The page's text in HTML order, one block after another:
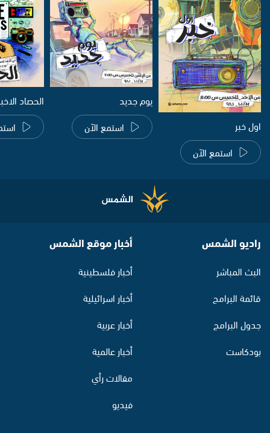
اول خبر
استمع الآن
يوم جديد
استمع الآن
الحصاد
راديو الشمس
البث المباشر
قائمة البرامج
جدول البرامج
بودكاست
أخبار موقع الشمس
أخبار فلسطينية
أخبار اسرائيلية
أخبار عربية
أخبار عالمية
مقالات رأي
فيديو